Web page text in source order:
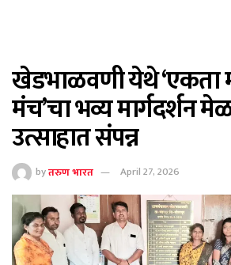
खेडभाळवणी येथे ‘एकता
मंच’चा भव्य मार्गदर्शन
उत्साहात संपन्न
byतरुण भारत April 27, 2026